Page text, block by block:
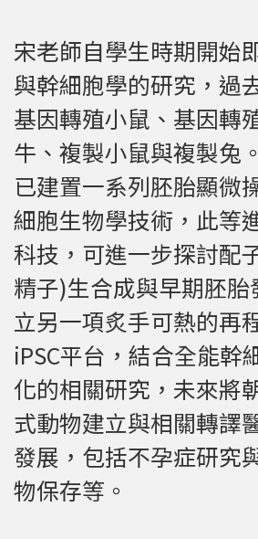
宋老師自學生時期開始
與幹細胞學的研究，過
基因轉殖小鼠、基因轉
牛、複製小鼠與複製兔
已建置一系列胚胎顯微
細胞生物學技術，此等
科技，可進一步探討配
精子)生合成與早期胚
立另一項炙手可熱的再
iPSC平台，結合全能幹
化的相關研究，未來將
式動物建立與相關轉譯
發展，包括不孕症研究
物保存等。